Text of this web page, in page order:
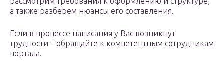
а также разберем нюансы его составления.
Если в процессе написания у Вас возникнут
трудности – обращайте к компетентным сотрудникам
портала.